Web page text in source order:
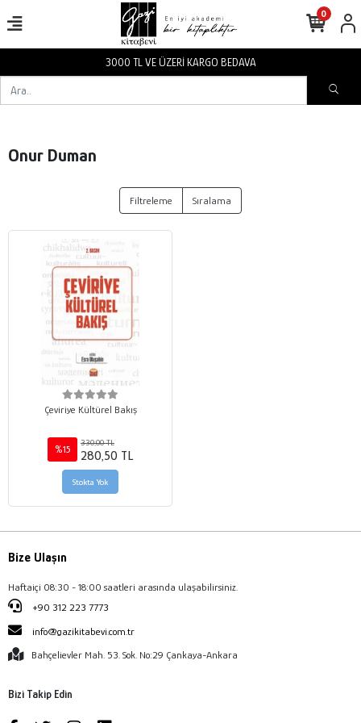
3000 TL VE ÜZERİ KARGO BEDAVA
0
Onur Duman
Filtreleme Sıralama
Çeviriye Kültürel Bakış
%15
330,00 TL
280,50 TL
Stokta Yok
Bize Ulaşın
Haftaiçi 08:30 - 18:00 saatleri arasında ulaşabilirsiniz.
+90 312 223 7773
info@gazikitabevi.com.tr
Bahçelievler Mah. 53. Sok. No:29 Çankaya-Ankara
Bizi Takip Edin